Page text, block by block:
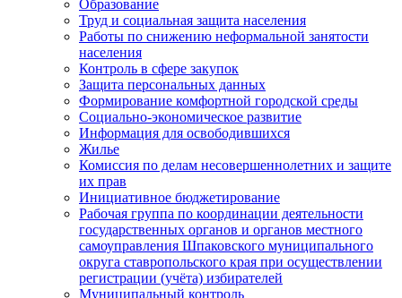
Образование
Труд и социальная защита населения
Работы по снижению неформальной занятости
населения
Контроль в сфере закупок
Защита персональных данных
Формирование комфортной городской среды
Социально-экономическое развитие
Информация для освободившихся
Жилье
Комиссия по делам несовершеннолетних и защите
их прав
Инициативное бюджетирование
Рабочая группа по координации деятельности
государственных органов и органов местного
самоуправления Шпаковского муниципального
округа ставропольского края при осуществлении
регистрации (учёта) избирателей
Муниципальный контроль